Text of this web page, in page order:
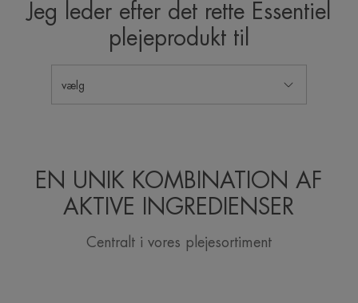
Jeg leder efter det rette Essentiel
plejeprodukt til
vælg
EN UNIK KOMBINATION AF
AKTIVE INGREDIENSER
Centralt i vores plejesortiment